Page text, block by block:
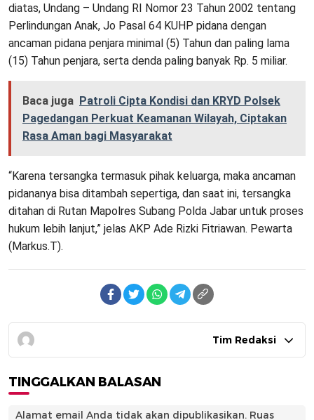
diatas, Undang – Undang RI Nomor 23 Tahun 2002 tentang
Perlindungan Anak, Jo Pasal 64 KUHP pidana dengan
ancaman pidana penjara minimal (5) Tahun dan paling lama
(15) Tahun penjara, serta denda paling banyak Rp. 5 miliar.
Baca juga Patroli Cipta Kondisi dan KRYD Polsek
Pagedangan Perkuat Keamanan Wilayah, Ciptakan
Rasa Aman bagi Masyarakat
“Karena tersangka termasuk pihak keluarga, maka ancaman
pidananya bisa ditambah sepertiga, dan saat ini, tersangka
ditahan di Rutan Mapolres Subang Polda Jabar untuk proses
hukum lebih lanjut,” jelas AKP Ade Rizki Fitriawan. Pewarta
(Markus.T).
Tim Redaksi
TINGGALKAN BALASAN
Alamat email Anda tidak akan dipublikasikan. Ruas